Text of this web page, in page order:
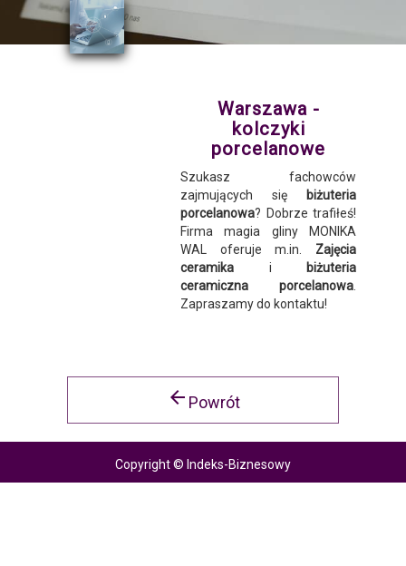
Warszawa -
kolczyki
porcelanowe
Szukasz fachowców
zajmujących się
biżuteria
porcelanowa? Dobrze trafiłeś!
Firma magia gliny MONIKA
WAL oferuje m.in. Zajęcia
ceramika i
biżuteria
ceramiczna porcelanowa
Zapraszamy do kontaktu!
arrow_back Powrót
Copyright © Indeks-Biznesowy